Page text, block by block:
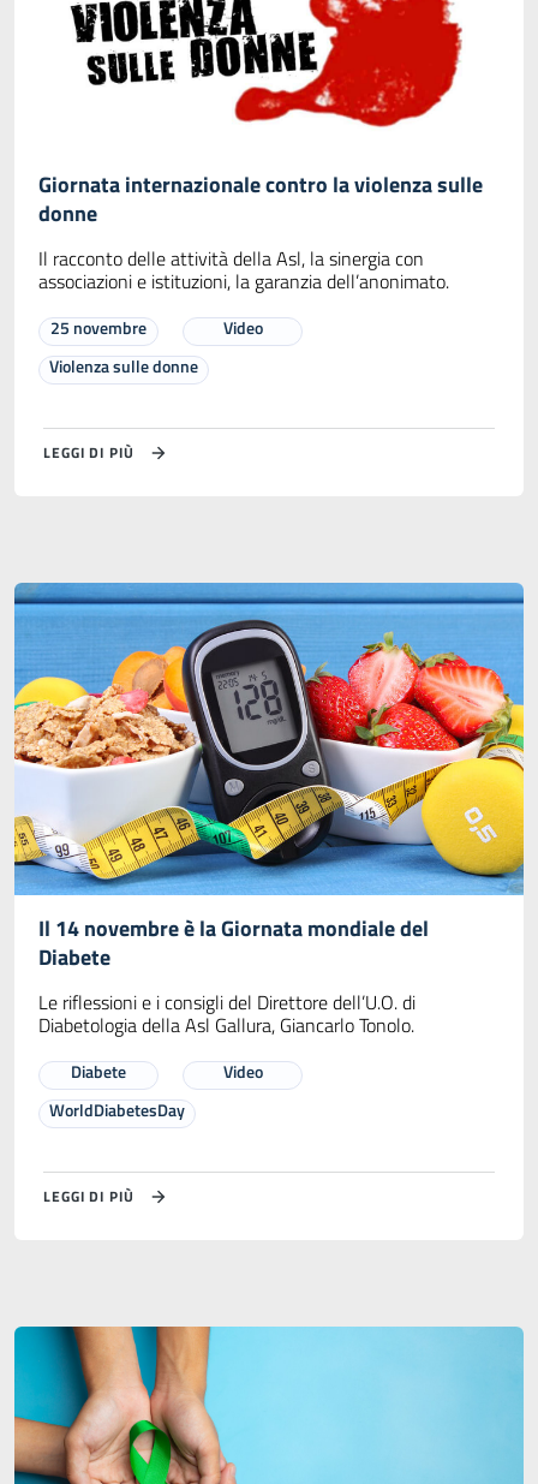
Giornata internazionale contro la violenza sulle
donne
Il racconto delle attività della Asl, la sinergia con
associazioni e istituzioni, la garanzia dell’anonimato.
25 novembre
Video
Violenza sulle donne
LEGGI DI PIÙ
Il 14 novembre è la Giornata mondiale del
Diabete
Le riflessioni e i consigli del Direttore dell’U.O. di
Diabetologia della Asl Gallura, Giancarlo Tonolo.
Diabete
Video
WorldDiabetesDay
LEGGI DI PIÙ